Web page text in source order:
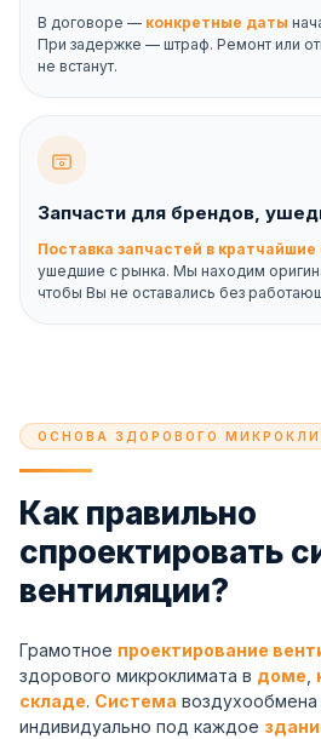
В договоре — конкретные даты
При задержке — штраф. Ремонт или
не встанут.
Запчасти для брендов,
Поставка запчастей в кратчайшие
ушедшие с рынка. Мы находим
чтобы Вы не оставались без
ОСНОВА ЗДОРОВОГО
Как правильно
спроектировать
вентиляции?
Грамотное проектирование
здорового микроклимата в доме
складе. Система воздухообмена
индивидуально под каждое